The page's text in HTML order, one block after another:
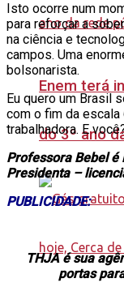
Enem terá
do 3º ano
Isto ocorre num
para reforçar a
na ciência e
campos. Uma
bolsonarista.
Eu quero um Brasil
com o fim da
trabalhadora. E
Professora Bebel é
Presidenta –
PUBLICIDADE:
THJA é sua
portas